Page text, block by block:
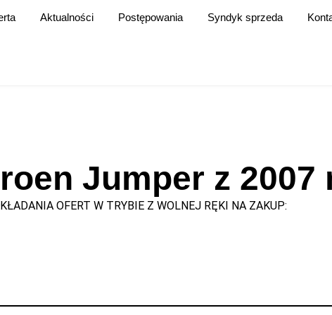
Aktualności Postępowania Syndyk sprzeda
Jumper z 2007
OFERT W TRYBIE Z WOLNEJ RĘKI NA ZAKUP: